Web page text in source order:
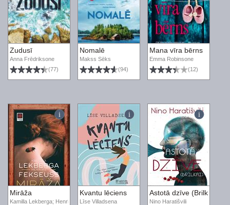
Zudusī
Anna Frēdriksone
(77)
Nomalē
Makss Sēks
(94)
Mana vīra bērns
Emma Robinsone
(12)
Mirāža
Kamilla Lekberga; Henriks Fekseuss
Kvantu lēciens
Līse Villadsena
Astotā dzīve (Brilkai)
Nino Haratišvili